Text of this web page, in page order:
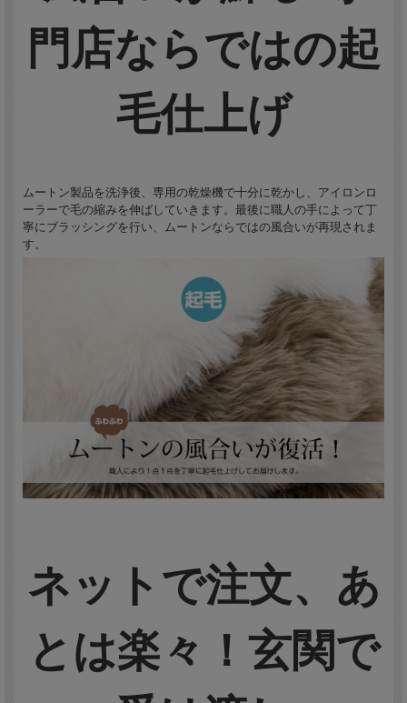
門店ならではの起
毛仕上げ
ムートン製品を洗浄後、専用の乾燥機で十分に乾かし、アイロンロ
ーラーで毛の縮みを伸ばしていきます。最後に職人の手によって丁
寧にブラッシングを行い、ムートンならではの風合いが再現されま
す。
ネットで注文、あ
とは楽々！玄関で